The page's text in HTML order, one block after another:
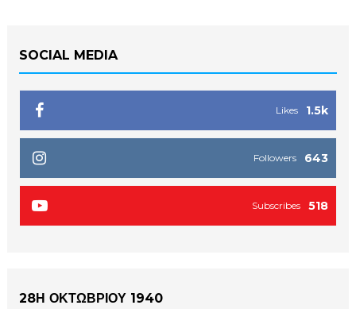
SOCIAL MEDIA
1.5k
Likes
643
Followers
518
Subscribes
28Η ΟΚΤΩΒΡΙΟΥ 1940